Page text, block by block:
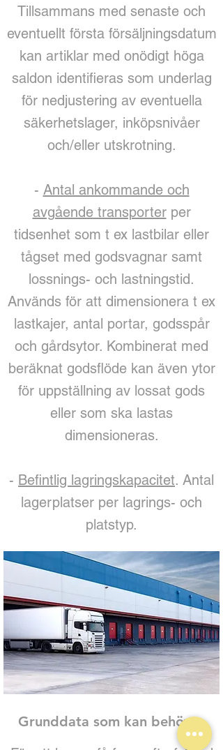
Tillsammans med senaste och
eventuellt första försäljningsdatum
kan artiklar med onödigt höga
saldon identifieras som underlag
för nedjustering av eventuella
säkerhetslager, inköpsnivåer
och/eller utskrotning.
- Antal ankommande och
avgående transporterper
tidsenhet som t ex lastbilar eller
tågset med godsvagnar samt
lossnings- och lastningstid.
Används för att dimensionera t ex
lastkajer, antal portar, godsspår
och gårdsytor. Kombinerat med
beräknat godsflöde kan även ytor
för uppställning av lossat gods
eller som ska lastas
dimensioneras.
- Befintlig lagringskapacitet. Antal
lagerplatser per lagrings- och
platstyp.
Grunddata som kan behövas